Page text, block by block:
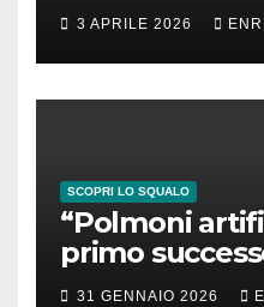
3 APRILE 2026
SCOPRI LO SQUALO
“Polmoni
primo
31 GENNAIO 2026